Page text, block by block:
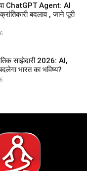
ChatGPT Agent: AI
बदलाव , जाने पूरी
साझेदारी 2026: AI,
भारत का भविष्य?